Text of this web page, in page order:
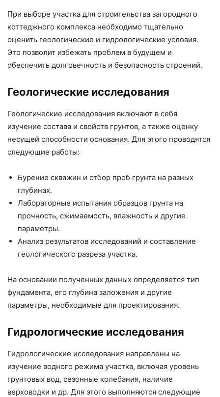
При выборе участка для строительства загородного
коттеджного комплекса необходимо тщательно
оценить геологические и гидрологические условия.
Это позволит избежать проблем в будущем и
обеспечить долговечность и безопасность строений.
Геологические исследования
Геологические исследования включают в себя
изучение состава и свойств грунтов, а также оценку
несущей способности основания. Для этого проводятся
следующие работы:
Бурение скважин и отбор проб грунта на разных
глубинах.
Лабораторные испытания образцов грунта на
прочность, сжимаемость, влажность и другие
параметры.
Анализ результатов исследований и составление
геологического разреза участка.
На основании полученных данных определяется тип
фундамента, его глубина заложения и другие
параметры, необходимые для проектирования.
Гидрологические исследования
Гидрологические исследования направлены на
изучение водного режима участка, включая уровень
грунтовых вод, сезонные колебания, наличие
верховодки и др. Для этого выполняются следующие